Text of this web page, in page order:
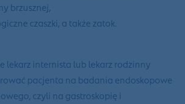
brzusznej,
czaszki, a także zatok.
lekarz internista lub lekarz rodzinny
pacjenta na badania endoskopowe
czyli na gastroskopię i